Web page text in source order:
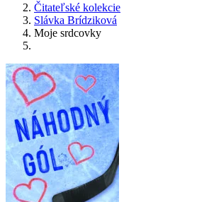
Čitateľské kolekcie
Slávka Brídziková
Moje srdcovky